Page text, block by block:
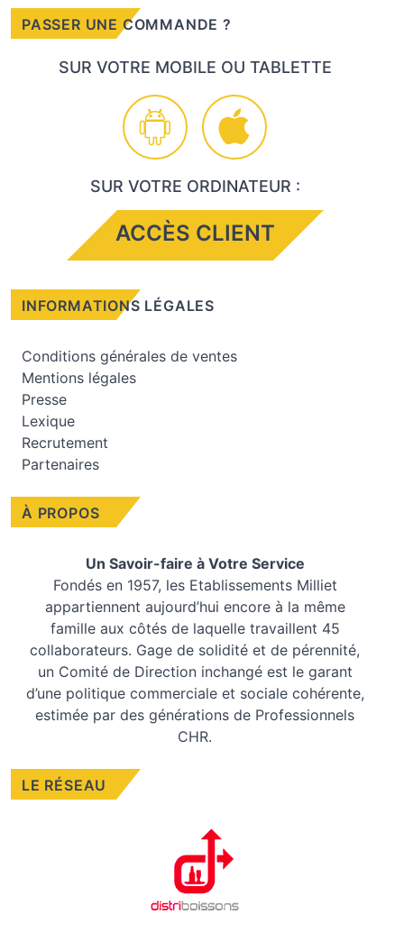
À PROPOS
Un Savoir-faire à Votre Service
Fondés en 1957, les Etablissements Milliet
appartiennent aujourd’hui encore à la même
famille aux côtés de laquelle travaillent 45
collaborateurs. Gage de solidité et de pérennité,
un Comité de Direction inchangé est le garant
d’une politique commerciale et sociale cohérente,
estimée par des générations de Professionnels
CHR.
LE RÉSEAU
PASSER UNE COMMANDE ?
SUR VOTRE MOBILE OU TABLETTE
SUR VOTRE ORDINATEUR :
ACCÈS CLIENT
INFORMATIONS LÉGALES
Conditions générales de ventes
Mentions légales
Presse
Lexique
Recrutement
Partenaires